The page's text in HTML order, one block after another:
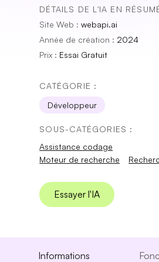
DÉTAILS DE L'IA EN
Site Web :webapi.ai
Année de création : 2024
Prix : Essai Gratuit
CATÉGORIE :
Développeur
SOUS-CATÉGORIES :
Assistance codage
Moteur de recherche
Essayer l'IA
Informations